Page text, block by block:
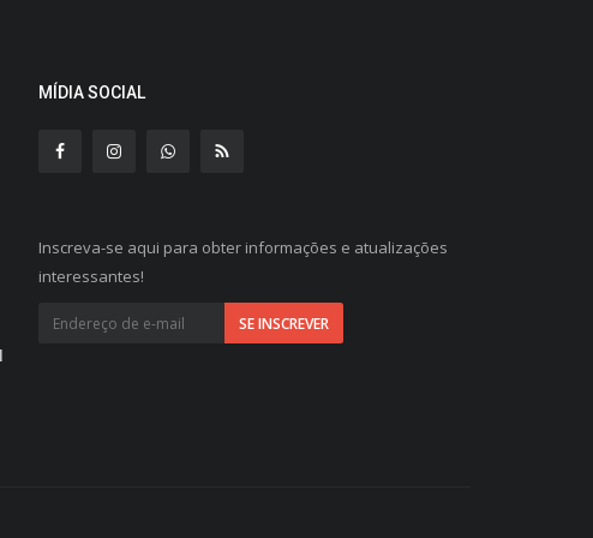
MÍDIA SOCIAL
Inscreva-se aqui para obter informações e atualizações
interessantes!